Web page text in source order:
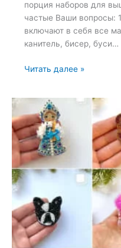
порция наборов для
частые Ваши вопросы:
включают в себя все
канитель, бисер, буси…
Набор
броши
—
15
июня
2022
Читать далее »